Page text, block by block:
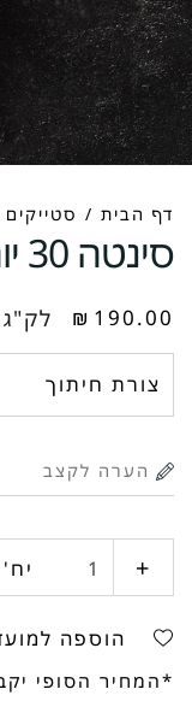
דף הבית / סטייקים
סינטה 30 יום
₪ 190.00 לק"ג
+ כמות
סינטה
יח'
הוספה
*המחיר הסופי